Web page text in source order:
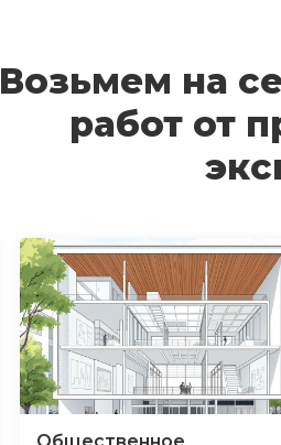
Возьмем на
работ от